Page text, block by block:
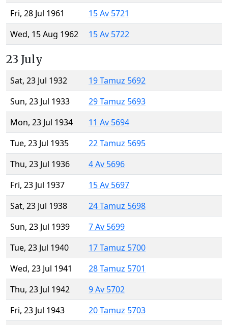
Fri, 28 Jul 1961
15 Av 5721
Wed, 15 Aug 1962
15 Av 5722
23 July
Sat, 23 Jul 1932
19 Tamuz 5692
Sun, 23 Jul 1933
29 Tamuz 5693
Mon, 23 Jul 1934
11 Av 5694
Tue, 23 Jul 1935
22 Tamuz 5695
Thu, 23 Jul 1936
4 Av 5696
Fri, 23 Jul 1937
15 Av 5697
Sat, 23 Jul 1938
24 Tamuz 5698
Sun, 23 Jul 1939
7 Av 5699
Tue, 23 Jul 1940
17 Tamuz 5700
Wed, 23 Jul 1941
28 Tamuz 5701
Thu, 23 Jul 1942
9 Av 5702
Fri, 23 Jul 1943
20 Tamuz 5703